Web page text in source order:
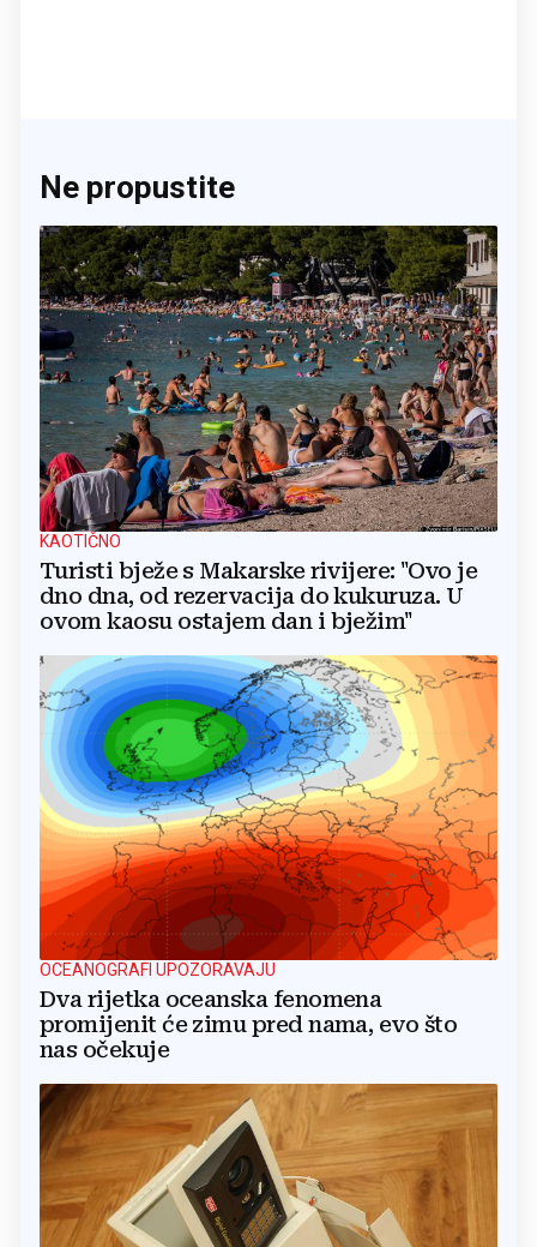
Ne propustite
KAOTIČNO
Turisti bježe s Makarske rivijere: "Ovo je
dno dna, od rezervacija do kukuruza. U
ovom kaosu ostajem dan i bježim"
OCEANOGRAFI UPOZORAVAJU
Dva rijetka oceanska fenomena
promijenit će zimu pred nama, evo što
nas očekuje